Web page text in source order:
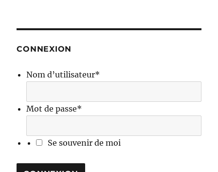
CONNEXION
Nom d’utilisateur*
Mot de passe*
Se souvenir de moi